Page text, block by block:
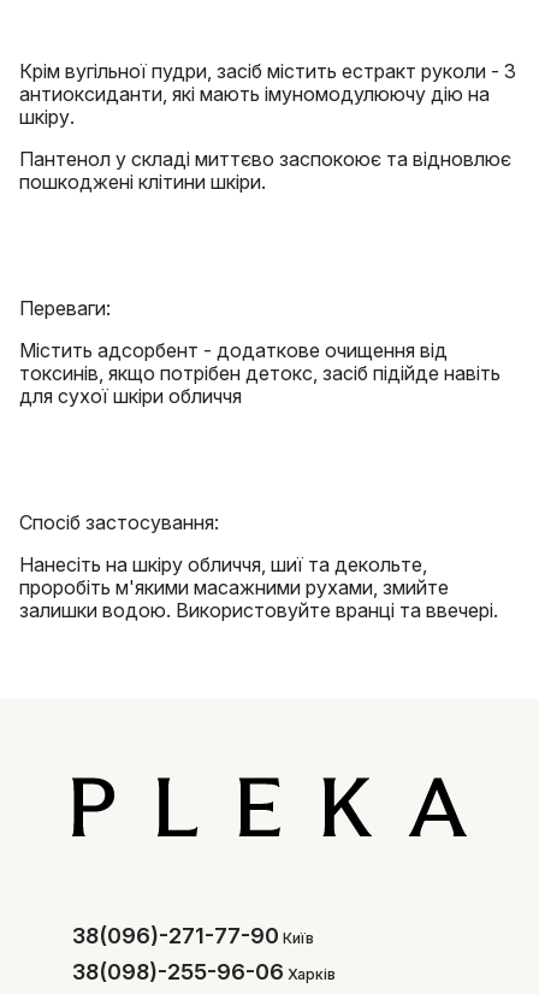
Крім вугільної пудри, засіб містить естракт руколи - 3
антиоксиданти, які мають імуномодулюючу дію на
шкіру.
Пантенол у складі миттєво заспокоює та відновлює
пошкоджені клітини шкіри.
Переваги:
Містить адсорбент - додаткове очищення від
токсинів, якщо потрібен детокс, засіб підійде навіть
для сухої шкіри обличчя
Спосіб застосування:
Нанесіть на шкіру обличчя, шиї та декольте,
проробіть м'якими масажними рухами, змийте
залишки водою. Використовуйте вранці та ввечері.
38(096)-271-77-90 Київ
38(098)-255-96-06 Харків